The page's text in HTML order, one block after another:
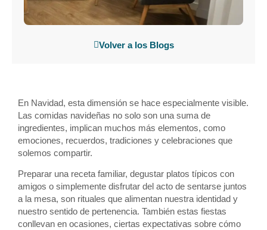
Volver a los Blogs
En Navidad, esta dimensión se hace especialmente visible.
Las comidas navideñas no solo son una suma de
ingredientes, implican muchos más elementos, como
emociones, recuerdos, tradiciones y celebraciones que
solemos compartir.
Preparar una receta familiar, degustar platos típicos con
amigos o simplemente disfrutar del acto de sentarse juntos
a la mesa, son rituales que alimentan nuestra identidad y
nuestro sentido de pertenencia. También estas fiestas
conllevan en ocasiones, ciertas expectativas sobre cómo